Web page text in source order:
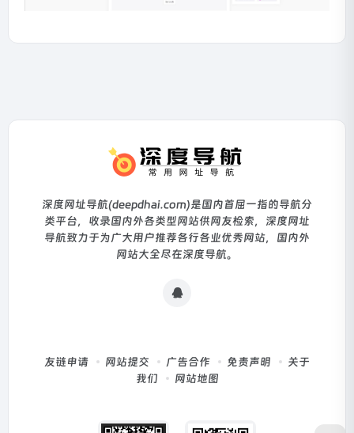
深度网址导航(deepdhai.com)是国内首屈一指的导航分
类平台，收录国内外各类型网站供网友检索，深度网址
导航致力于为广大用户推荐各行各业优秀网站，国内外
网站大全尽在深度导航。
友链申请 网站提交 广告合作 免责声明
关于
我们
网站地图